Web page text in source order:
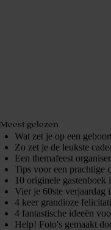
Meest gelezen
Wat zet je op een
Zo zet je de leukste
Een themafeest
Tips voor een prachtige
10 originele
Vier je 60ste verjaardag
4 keer grandioze
4 fantastische ideeën
Help! Foto's gemaakt